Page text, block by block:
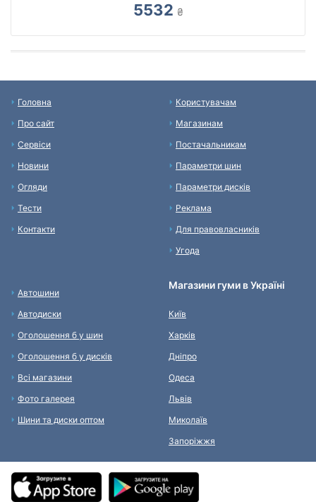
5532 ₴
Головна
Про сайт
Сервіси
Новини
Огляди
Тести
Контакти
Користувачам
Магазинам
Постачальникам
Параметри шин
Параметри дисків
Реклама
Для правовласників
Угода
Автошини
Автодиски
Оголошення б у шин
Оголошення б у дисків
Всі магазини
Фото галерея
Шини та диски оптом
Магазини гуми в Україні
Київ
Харків
Дніпро
Одеса
Львів
Миколаїв
Запоріжжя